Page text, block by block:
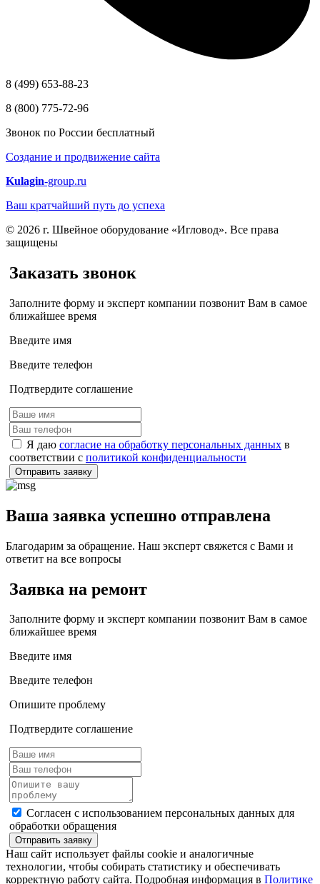
8 (499) 653-88-23
8 (800) 775-72-96
Звонок по России бесплатный
Создание и продвижение сайта
Kulagin-group.ru
Ваш кратчайший путь до успеха
© 2026 г. Швейное оборудование «Игловод». Все права
защищены
Заказать звонок
Заполните форму и эксперт компании позвонит Вам в самое
ближайшее время
Введите имя
Введите телефон
Подтвердите соглашение
Я даю согласие на обработку персональных данных в
соответствии с политикой конфиденциальности
Отправить заявку
Ваша заявка успешно отправлена
Благодарим за обращение. Наш эксперт свяжется с Вами и
ответит на все вопросы
Заявка на ремонт
Заполните форму и эксперт компании позвонит Вам в самое
ближайшее время
Введите имя
Введите телефон
Опишите проблему
Подтвердите соглашение
Согласен с использованием персональных данных для
обработки обращения
Отправить заявку
Наш сайт использует файлы cookie и аналогичные
технологии, чтобы собирать статистику и обеспечивать
корректную работу сайта. Подробная информация в Политике